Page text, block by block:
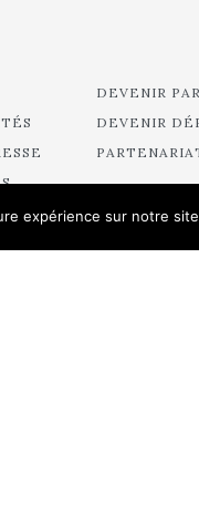
DEVENIR
DEVENIR
expérience sur notre